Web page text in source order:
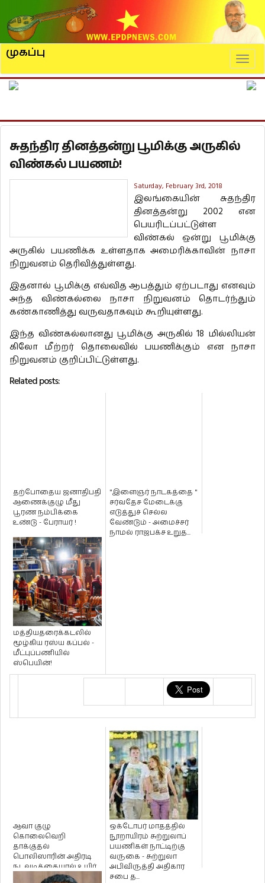
முகப்பு
சுதந்திர தினத்தன்று பூமிக்கு அருகில்
விண்கல் பயணம்!
Saturday, February 3rd, 2018
இலங்கையின் சுதந்திர
தினத்தன்று 2002 என
பெயரிடப்பட்டுள்ள
விண்கல் ஒன்று பூமிக்கு
அருகில் பயணிக்க உள்ளதாக அமைரிக்காவின் நாசா
நிறுவனம் தெரிவித்துள்ளது.
இதனால் பூமிக்கு எவ்வித ஆபத்தும் ஏற்படாது எனவும்
அந்த விண்கல்லை நாசா நிறுவனம் தொடர்ந்தும்
கண்காணித்து வருவதாகவும் கூறியுள்ளது.
இந்த விண்கல்லானது பூமிக்கு அருகில் 18 மில்லியன்
கிலோ மீற்றர் தொலைவில் பயணிக்கும் என நாசா
நிறுவனம் குறிப்பிட்டுள்ளது.
Related posts:
தற்போதைய ஜனாதிபதி
ஆணைக்குழு மீது
பூரண நம்பிக்கை
உண்டு - பேராயர் !
"இளைஞர் நாடகத்தை "
சர்வதேச மேடைக்கு
எடுத்துச் செல்ல
வேண்டும் - அமைச்சர்
நாமல் ராஜபக்ச உறுத...
மத்தியதரைக்கடலில்
மூழ்கிய ரஸ்ய கப்பல் -
மீட்புப்பணியில்
ஸ்பெயின்!
ஆவா குழு
கொலைவெறி
தாக்குதல்
பொலிஸாரின் அதிரடி
நடவடிக்கையால் உயிர்
தப்பிய இளைஞன்!
ஒக்டோபர் மாதத்தில்
நூறாயிரம் சுற்றுலாப்
பயணிகள் நாட்டிற்கு
வருகை - சுற்றுலா
அபிவிருத்தி அதிகார
சபை த...